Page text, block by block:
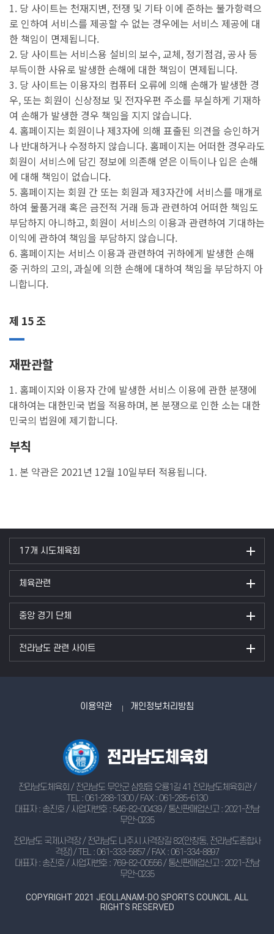
1. 당 사이트는 천재지변, 전쟁 및 기타 이에 준하는 불가항력으
로 인하여 서비스를 제공할 수 없는 경우에는 서비스 제공에 대
한 책임이 면제됩니다.
2. 당 사이트는 서비스용 설비의 보수, 교체, 정기점검, 공사 등
부득이한 사유로 발생한 손해에 대한 책임이 면제됩니다.
3. 당 사이트는 이용자의 컴퓨터 오류에 의해 손해가 발생한 경
우, 또는 회원이 신상정보 및 전자우편 주소를 부실하게 기재하
여 손해가 발생한 경우 책임을 지지 않습니다.
4. 홈페이지는 회원이나 제3자에 의해 표출된 의견을 승인하거
나 반대하거나 수정하지 않습니다. 홈페이지는 어떠한 경우라도
회원이 서비스에 담긴 정보에 의존해 얻은 이득이나 입은 손해
에 대해 책임이 없습니다.
5. 홈페이지는 회원 간 또는 회원과 제3자간에 서비스를 매개로
하여 물품거래 혹은 금전적 거래 등과 관련하여 어떠한 책임도
부담하지 아니하고, 회원이 서비스의 이용과 관련하여 기대하는
이익에 관하여 책임을 부담하지 않습니다.
6. 홈페이지는 서비스 이용과 관련하여 귀하에게 발생한 손해
중 귀하의 고의, 과실에 의한 손해에 대하여 책임을 부담하지 아
니합니다.
제 15 조
재판관할
1. 홈페이지와 이용자 간에 발생한 서비스 이용에 관한 분쟁에
대하여는 대한민국 법을 적용하며, 본 분쟁으로 인한 소는 대한
민국의 법원에 제기합니다.
부칙
1. 본 약관은 2021년 12월 10일부터 적용됩니다.
17개 시도체육회
체육관련
중앙 경기 단체
전라남도 관련 사이트
이용약관 개인정보처리방침
전라남도체육회 / 전라남도 무안군 삼향읍 오룡1길 41 전라남도체육회관 /
TEL : 061-288-1300 / FAX : 061-285-6130
대표자 : 송진호 / 사업자번호 : 546-82-00439 / 통신판매업신고 : 2021-전남
무안-0235
전라남도 국제사격장 / 전라남도 나주시 사격장길 82(안창동, 전라남도종합사
격장) / TEL : 061-333-5857 / FAX : 061-334-8897
대표자 : 송진호 / 사업자번호 : 769-82-00556 / 통신판매업신고 : 2021-전남
무안-0235
COPYRIGHT 2021 JEOLLANAM-DO SPORTS COUNCIL. ALL
RIGHTS RESERVED